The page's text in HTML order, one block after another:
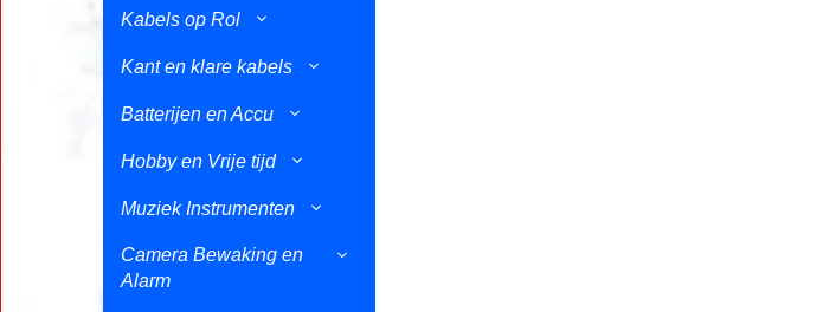
Kabels op Rol
Kant en klare kabels
Batterijen en Accu
Hobby en Vrije tijd
Muziek Instrumenten
Camera Bewaking en
Alarm